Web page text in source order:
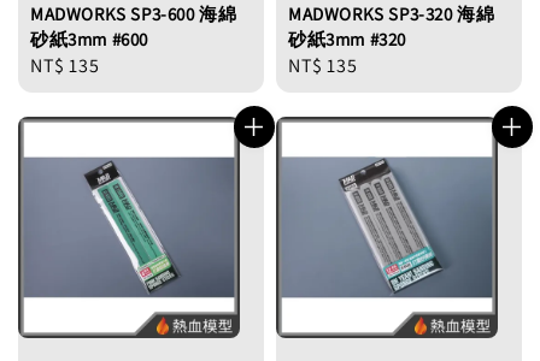
MADWORKS SP3-600 海綿
砂紙3mm #600
Regular
NT$ 135
MADWORKS SP3-320 海綿
砂紙3mm #320
Regular
NT$ 135